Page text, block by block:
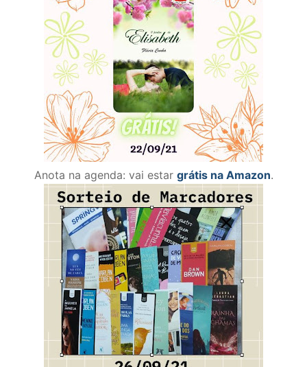
Anota na agenda: vai estar grátis na Amazon.